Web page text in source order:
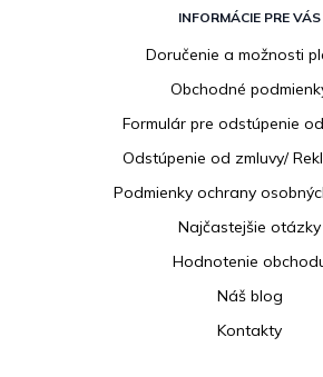
INFORMÁCIE PRE VÁS
Doručenie a možnosti
Obchodné
Formulár pre odstúpenie
Odstúpenie od zmluvy/
Podmienky ochrany
Najčastejšie otázky
Hodnotenie
Náš blog
Kontakty